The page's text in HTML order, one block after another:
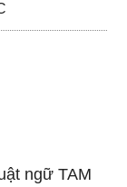
ngữ TAM